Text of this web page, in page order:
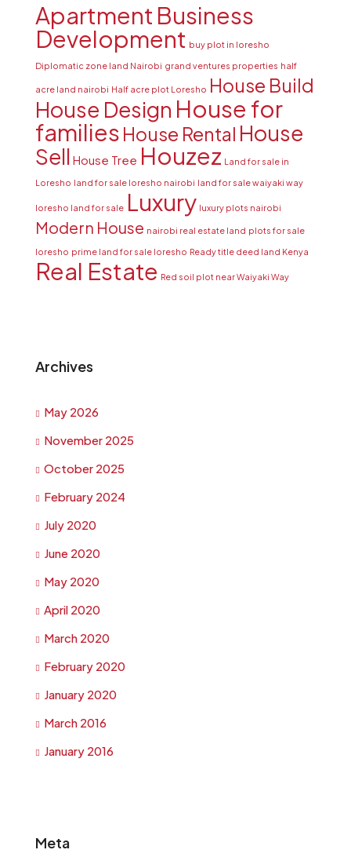
Apartment Business
Development buy plot in loresho
Diplomatic zone land Nairobi grand ventures properties half
acre land nairobi Half acre plot Loresho House Build
House Design House for
families House Rental House
Sell House Tree Houzez Land for sale in
Loresho land for sale loresho nairobi land for sale waiyaki way
loresho land for sale Luxury luxury plots nairobi
Modern House nairobi real estate land plots for sale
loresho prime land for sale loresho Ready title deed land Kenya
Real Estate Red soil plot near Waiyaki Way
Archives
May 2026
November 2025
October 2025
February 2024
July 2020
June 2020
May 2020
April 2020
March 2020
February 2020
January 2020
March 2016
January 2016
Meta